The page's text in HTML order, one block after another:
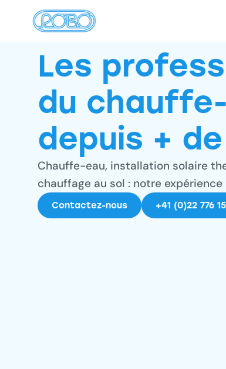
Les
du
depuis +
Chauffe-eau, installation solaire
chauffage au sol : notre
Contactez-nous +41 (0)22 776